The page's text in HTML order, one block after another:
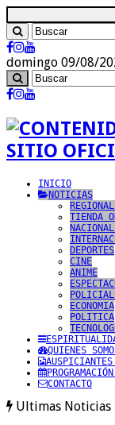
domingo 09/08/
SITIO
INICIO
NOTICIAS
TIENDA
DEPORTES
CINE
ANIME
ECONOMIA
POLITICA
QUIENES
CONTACTO
Ultimas Noticias